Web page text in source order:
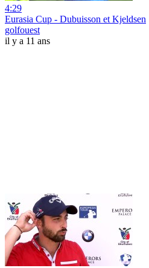
4:29
Eurasia Cup - Dubuisson et Kjeldsen
golfouest
il y a 11 ans